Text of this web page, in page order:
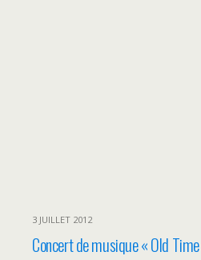
3 JUILLET 2012
Concert de musique « Old